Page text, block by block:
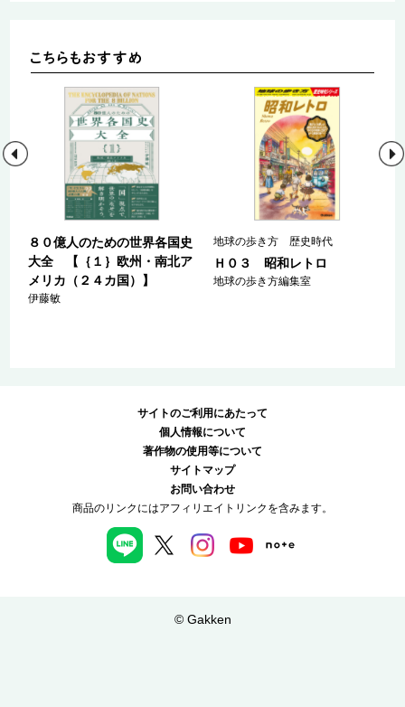
８０億人のための世界各国史
大全 【｛１｝欧州・南北ア
メリカ（２４カ国）】
伊藤敏
地球の歩き方 歴史時代
Ｈ０３ 昭和レトロ
地球の歩き方編集室
サイトのご利用にあたって
個人情報について
著作物の使用等について
サイトマップ
お問い合わせ
商品のリンクにはアフィリエイトリンクを含みます。
© Gakken